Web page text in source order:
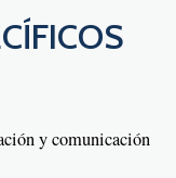
y comunicación